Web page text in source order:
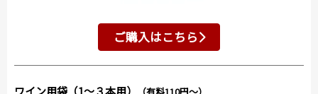
ご購入はこちら
ワイン用袋（1～３本用）